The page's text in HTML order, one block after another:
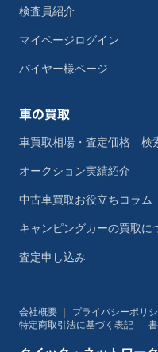
検査員紹介
マイページログイン
バイヤー様ページ
車の買取
車買取相場・査定価格 検
オークション実績紹介
中古車買取お役立ちコラム
キャンピングカーの買取に
査定申し込み
会社概要 プライバシーポリ
特定商取引法に基づく表記